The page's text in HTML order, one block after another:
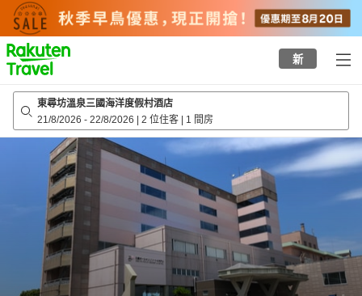
to
top
page
新
東尋坊溫泉三國海洋度假村酒店
21/8/2026 - 22/8/2026 | 2 位住客 | 1 間房